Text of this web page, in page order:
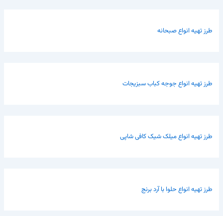
طرز تهیه انواع صبحانه
طرز تهیه انواع جوجه کباب سبزیجات
طرز تهیه انواع میلک شیک کافی شاپی
طرز تهیه انواع حلوا با آرد برنج